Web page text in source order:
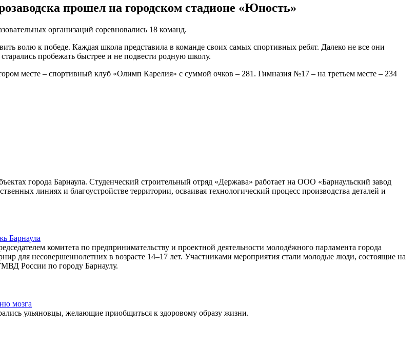
прошел на городском стадионе «Юность»
организаций соревновались 18 команд.
волю к победе. Каждая школа представила в команде своих самых спортивных ребят. Далеко не все они
пробежать быстрее и не подвести родную школу.
месте – спортивный клуб «Олимп Карелия» с суммой очков – 281. Гимназия №17 – на третьем месте – 234
города Барнаула. Студенческий строительный отряд «Держава» работает на ООО «Барнаульский завод
линиях и благоустройстве территории, осваивая технологический процесс производства деталей и
Барнаула
комитета по предпринимательству и проектной деятельности молодёжного парламента города
для несовершеннолетних в возрасте 14–17 лет. Участниками мероприятия стали молодые люди, состоящие на
России по городу Барнаулу.
мозга
ульяновцы, желающие приобщиться к здоровому образу жизни.